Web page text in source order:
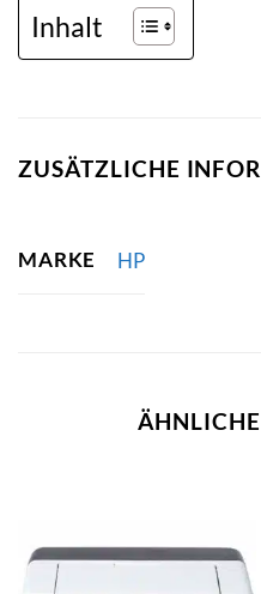
Inhalt
ZUSÄTZLICHE
MARKE HP